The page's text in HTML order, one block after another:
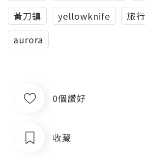
黃刀鎮
yellowknife 旅行
aurora
0個讚好
收藏